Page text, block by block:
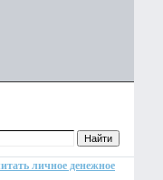
личное денежное